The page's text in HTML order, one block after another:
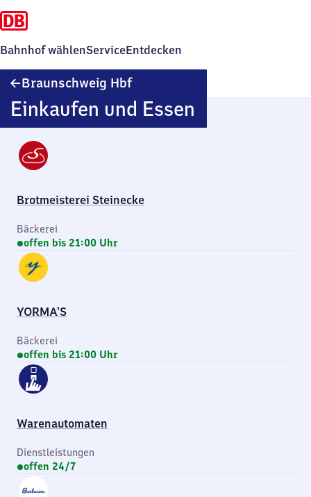
Bahnhof wählenServiceEntdecken
Braunschweig HbfBraunschweig
Einkaufen und Essen
Brotmeisterei Steinecke
Bäckerei
offen bis 21:00 Uhr
YORMA'S
Bäckerei
offen bis 21:00 Uhr
Warenautomaten
Dienstleistungen
offen 24/7